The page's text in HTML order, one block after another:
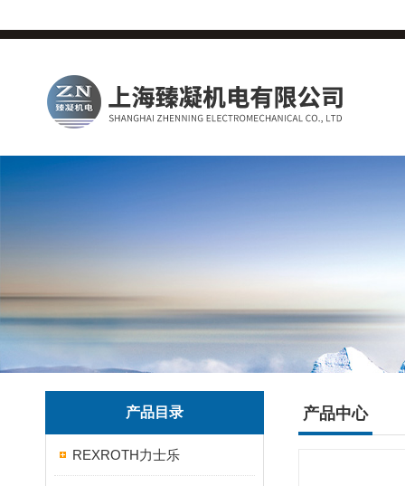
产品目录
REXROTH力士乐
产品中心